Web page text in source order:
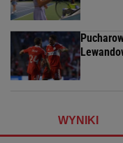
WYNIKI